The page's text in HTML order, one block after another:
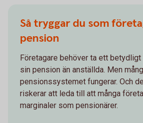
Så tryggar du som
pension
Företagare behöver ta ett
sin pension än anställda. Men
pensionssystemet fungerar. Och
riskerar att leda till att många
marginaler som pensionärer.